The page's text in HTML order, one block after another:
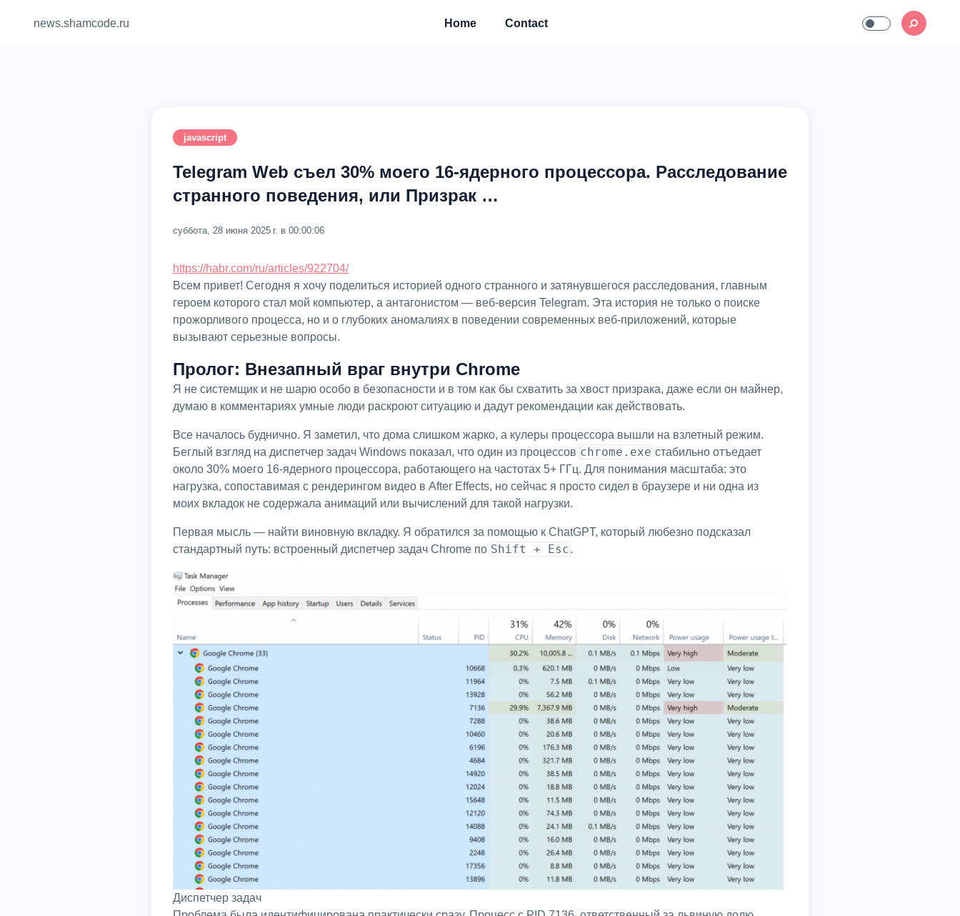
news.shamcode.ru Home Contact
javascript
Telegram Web съел 30% моего 16-ядерного процессора. Расследование
странного поведения, или Призрак …
суббота, 28 июня 2025 г. в 00:00:06
https://habr.com/ru/articles/922704/
Всем привет! Сегодня я хочу поделиться историей одного странного и затянувшегося расследования, главным
героем которого стал мой компьютер, а антагонистом — веб-версия Telegram. Эта история не только о поиске
прожорливого процесса, но и о глубоких аномалиях в поведении современных веб-приложений, которые
вызывают серьезные вопросы.
Пролог: Внезапный враг внутри Chrome
Я не системщик и не шарю особо в безопасности и в том как бы схватить за хвост призрака, даже если он майнер,
думаю в комментариях умные люди раскроют ситуацию и дадут рекомендации как действовать.
Все началось буднично. Я заметил, что дома слишком жарко, а кулеры процессора вышли на взлетный режим.
Беглый взгляд на диспетчер задач Windows показал, что один из процессов chrome.exe стабильно отъедает
около 30% моего 16-ядерного процессора, работающего на частотах 5+ ГГц. Для понимания масштаба: это
нагрузка, сопоставимая с рендерингом видео в After Effects, но сейчас я просто сидел в браузере и ни одна из
моих вкладок не содержала анимаций или вычислений для такой нагрузки.
Первая мысль — найти виновную вкладку. Я обратился за помощью к ChatGPT, который любезно подсказал
стандартный путь: встроенный диспетчер задач Chrome по Shift + Esc.
Диспетчер задач